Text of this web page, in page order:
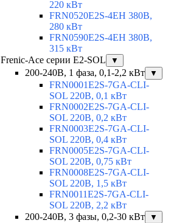
220 кВт
FRN0520E2S-4EH 380В,
280 кВт
FRN0590E2S-4EH 380В,
315 кВт
Frenic-Ace серии E2-SOL
▼
200-240В, 1 фаза, 0,1-2,2 кВт ▼
FRN0001E2S-7GA-CLI-
SOL 220В, 0,1 кВт
FRN0002E2S-7GA-CLI-
SOL 220В, 0,2 кВт
FRN0003E2S-7GA-CLI-
SOL 220В, 0,4 кВт
FRN0005E2S-7GA-CLI-
SOL 220В, 0,75 кВт
FRN0008E2S-7GA-CLI-
SOL 220В, 1,5 кВт
FRN0011E2S-7GA-CLI-
SOL 220В, 2,2 кВт
200-240В, 3 фазы, 0,2-30 кВт
▼